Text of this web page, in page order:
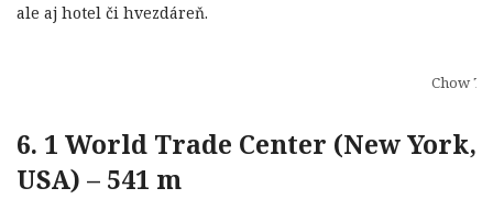
ale aj hotel či hvezdáreň.
Chow
6. 1 World Trade Center (New York,
USA) – 541 m